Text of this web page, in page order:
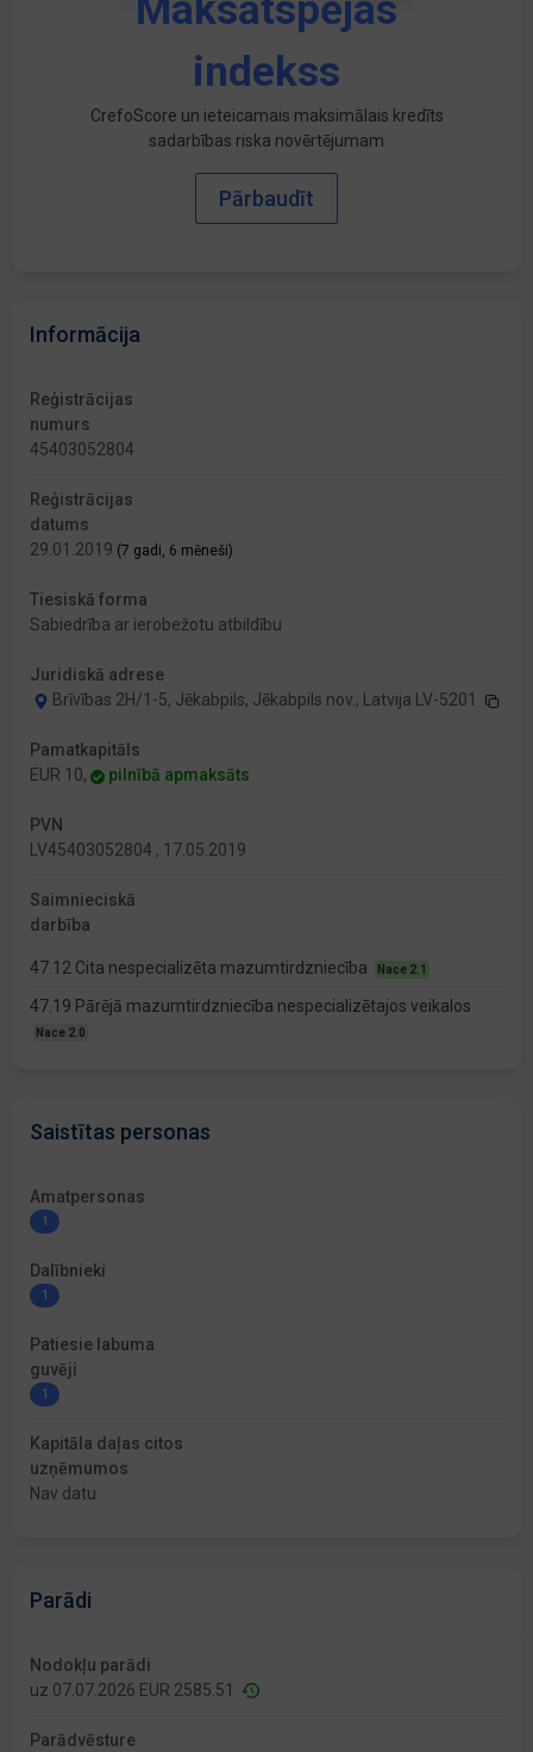
Maksātspējas
indekss
CrefoScore un ieteicamais maksimālais kredīts
sadarbības riska novērtējumam
Pārbaudīt
Informācija
Reģistrācijas
numurs
45403052804
Reģistrācijas
datums
29.01.2019 (7 gadi, 6 mēneši)
Tiesiskā forma
Sabiedrība ar ierobežotu atbildību
Juridiskā adrese
Brīvības 2H/1-5, Jēkabpils, Jēkabpils nov., Latvija LV-5201
Pamatkapitāls
EUR 10,
pilnībā apmaksāts
PVN
LV45403052804 , 17.05.2019
Saimnieciskā
darbība
47.12 Cita nespecializēta mazumtirdzniecība Nace 2.1
47.19 Pārējā mazumtirdzniecība nespecializētajos veikalos
Nace 2.0
Saistītas personas
Amatpersonas
1
Dalībnieki
1
Patiesie labuma
guvēji
1
Kapitāla daļas citos
uzņēmumos
Nav datu
Parādi
Nodokļu parādi
uz 07.07.2026 EUR 2585.51
Parādvēsture